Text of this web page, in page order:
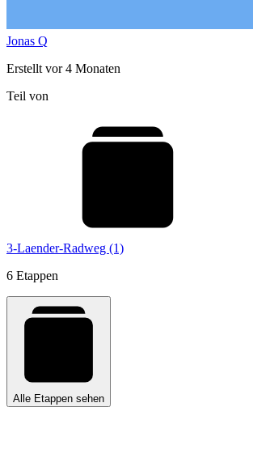
Jonas Q
Erstellt vor 4 Monaten
Teil von
3-Laender-Radweg (1)
6 Etappen
Alle Etappen sehen